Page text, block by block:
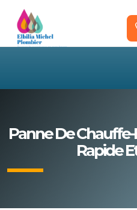
Skip to main content
Panne De
Rapide